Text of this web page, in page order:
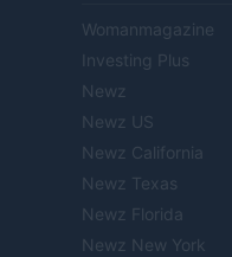
Womanmagazine
Investing Plus
Newz
Newz US
Newz California
Newz Texas
Newz Florida
Newz New York